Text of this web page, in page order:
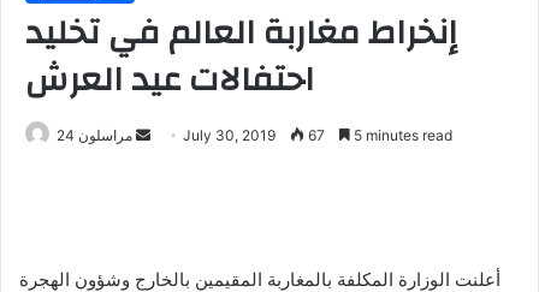
إنخراط مغاربة العالم في تخليد
احتفالات عيد العرش
مراسلون 24
Send July 30, 2019 67 5 minutes read
أعلنت الوزارة المكلفة بالمغاربة المقيمين بالخارج وشؤون الهجرة